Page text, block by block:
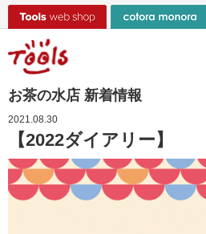
お茶の水店 新着情報
2021.08.30
【2022ダイアリー】